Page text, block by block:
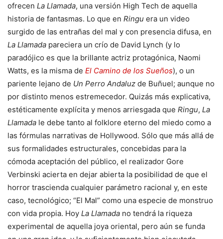
ofrecen La Llamada, una versión High Tech de aquella
historia de fantasmas. Lo que en Ringu era un video
surgido de las entrañas del mal y con presencia difusa, en
La Llamada pareciera un crío de David Lynch (y lo
paradójico es que la brillante actriz protagónica, Naomi
Watts, es la misma de El Camino de los Sueños), o un
pariente lejano de Un Perro Andaluz de Buñuel; aunque no
por distinto menos estremecedor. Quizás más explicativa,
estéticamente explícita y menos arriesgada que Ringu, La
Llamada le debe tanto al folklore eterno del miedo como a
las fórmulas narrativas de Hollywood. Sólo que más allá de
sus formalidades estructurales, concebidas para la
cómoda aceptación del público, el realizador Gore
Verbinski acierta en dejar abierta la posibilidad de que el
horror trascienda cualquier parámetro racional y, en este
caso, tecnológico; “El Mal” como una especie de monstruo
con vida propia. Hoy La Llamada no tendrá la riqueza
experimental de aquella joya oriental, pero aún se funda